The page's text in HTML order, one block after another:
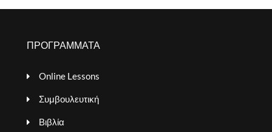
ΠΡΟΓΡΑΜΜΑΤΑ
Online Lessons
Συμβουλευτική
Βιβλία